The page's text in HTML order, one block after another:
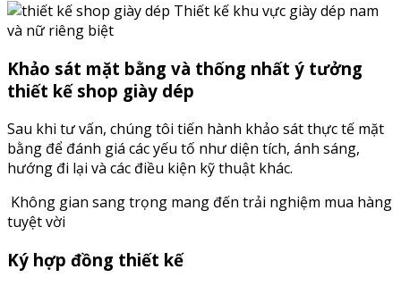
Thiết kế khu vực giày dép nam
và nữ riêng biệt
Khảo sát mặt bằng và thống nhất ý tưởng
thiết kế shop giày dép
Sau khi tư vấn, chúng tôi tiến hành khảo sát thực tế mặt
bằng để đánh giá các yếu tố như diện tích, ánh sáng,
hướng đi lại và các điều kiện kỹ thuật khác.
Không gian sang trọng mang đến trải nghiệm mua hàng
tuyệt vời
Ký hợp đồng thiết kế